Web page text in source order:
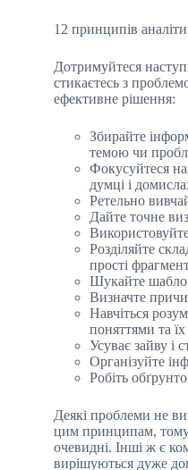
12 принципів
Дотримуйтеся
стикаєтесь з
ефективне рішення:
Збирайте
темою чи
Фокусуйтеся на
думці і
Ретельно
Дайте точне
Розділяйте
прості
Шукайте
Визначте
Навчіться
поняттями та їх
Усуває зайву і
Організуйте
Робіть
Деякі проблеми не
цим принципам, тому
очевидні. Інші ж є
вирішуються дуже